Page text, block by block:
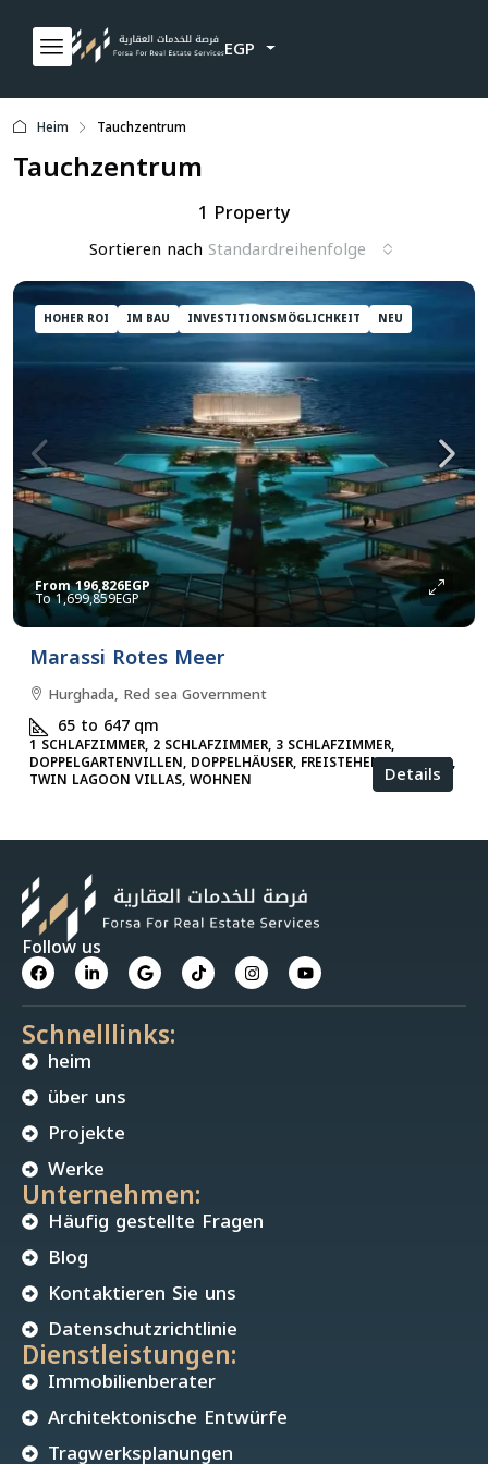
EGP
Heim Tauchzentrum
Tauchzentrum
1 Property
Sortieren nach Standardreihenfolge
HOHER ROI IM BAU INVESTITIONSMÖGLICHKEIT NEU
From196,826EGP
1,699,859EGP
Marassi Rotes Meer
Hurghada, Red sea Government
65 to 647qm
1 SCHLAFZIMMER, 2 SCHLAFZIMMER, 3 SCHLAFZIMMER,
DOPPELGARTENVILLEN, DOPPELHÄUSER, FREISTEHENDE VILLEN,
TWIN LAGOON VILLAS, WOHNEN Details
Follow us
Schnelllinks:
heim
über uns
Projekte
Werke
Unternehmen:
Häufig gestellte Fragen
Blog
Kontaktieren Sie uns
Datenschutzrichtlinie
Dienstleistungen:
Immobilienberater
Architektonische Entwürfe
Tragwerksplanungen